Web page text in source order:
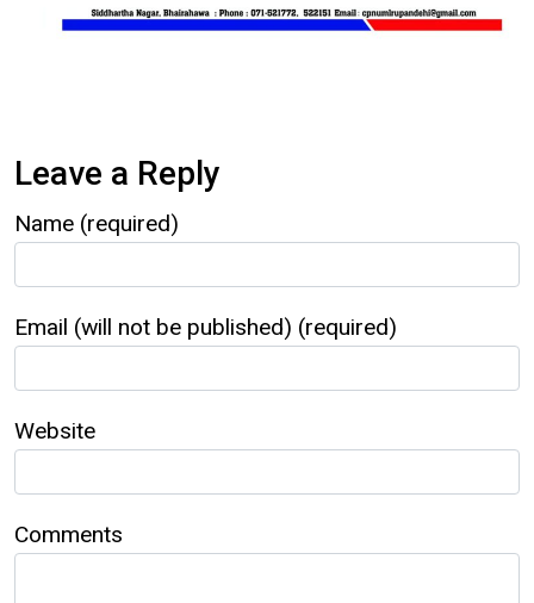
Leave a Reply
Name (required)
Email (will not be published) (required)
Website
Comments